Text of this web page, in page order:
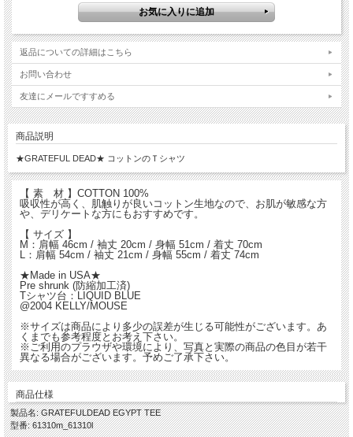
返品についての詳細はこちら
お問い合わせ
友達にメールですすめる
商品説明
★GRATEFUL DEAD★ コットンのＴシャツ
【 素 材 】COTTON 100%
吸収性が高く、肌触りが良いコットン生地なので、お肌が敏感な方
や、デリケートな方にもおすすめです。
【 サイズ 】
M：肩幅 46cm / 袖丈 20cm / 身幅 51cm / 着丈 70cm
L：肩幅 54cm / 袖丈 21cm / 身幅 55cm / 着丈 74cm
★Made in USA★
Pre shrunk (防縮加工済)
Tシャツ台：LIQUID BLUE
@2004 KELLY/MOUSE
※サイズは商品により多少の誤差が生じる可能性がございます。あ
くまでも参考程度とお考え下さい。
※ご利用のプラウザや環境により、写真と実際の商品の色目が若干
異なる場合がございます。予めご了承下さい。
商品仕様
製品名: GRATEFULDEAD EGYPT TEE
型番: 61310m_61310l